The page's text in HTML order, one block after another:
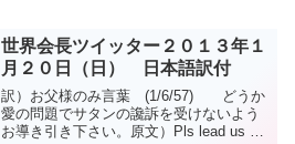
世界会長ツイッター２０１３年１
月２０日（日） 日本語訳付
訳）お父様のみ言葉 (1/6/57) どうか
愛の問題でサタンの讒訴を受けないよう
お導き引き下さい。原文）Pls lead us so